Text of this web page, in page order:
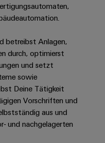
betreibst Anlagen,
durch, optimierst
und setzt
sowie
Deine Tätigkeit
Vorschriften und
aus und
und nachgelagerten